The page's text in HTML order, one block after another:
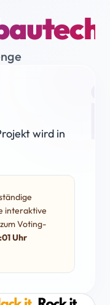
wird in
interaktive
Voting-
Uhr